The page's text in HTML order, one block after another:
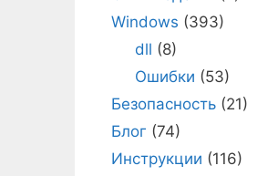
Windows (393)
dll (8)
Ошибки (53)
Безопасность (21)
Блог (74)
Инструкции (116)